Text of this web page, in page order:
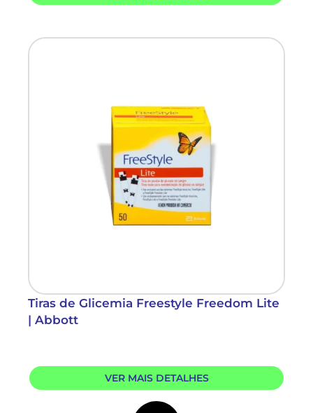
Tiras de Glicemia Freestyle Freedom Lite
| Abbott
VER MAIS DETALHES